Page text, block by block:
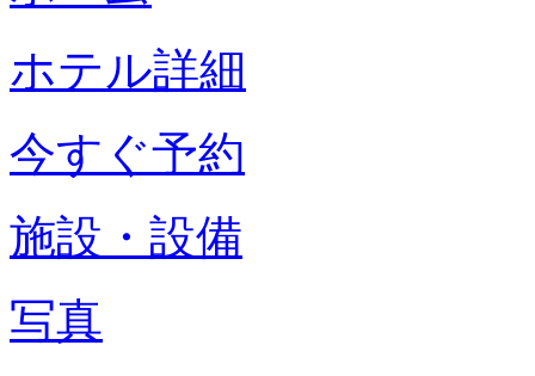
ホテル詳細
今すぐ予約
施設・設備
写真